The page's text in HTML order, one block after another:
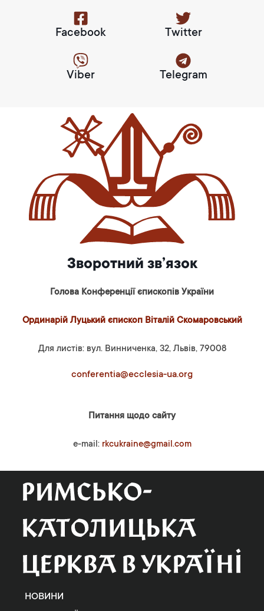
Facebook Twitter
Viber Telegram
Зворотний зв’язок
Голова Конференції єпископів України
Ординарій Луцький єпископ Віталій Скомаровський
Для листів: вул. Винниченка, 32, Львів, 79008
conferentia@ecclesia-ua.org
Питання щодо сайту
e-mail: rkcukraine@gmail.com
НОВИНИ